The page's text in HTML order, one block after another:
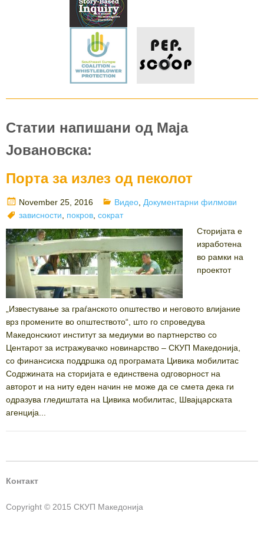
Статии напишани од Маја
Јовановска:
Порта за излез од пеколот
Posted
on
November 25, 2016 Categories
Видео Документарни филмови
Tags
зависности покров сократ
Сторијата е
изработена
во рамки на
проектот
„Известување за граѓанското општество и неговото влијание
врз промените во општеството“, што го спроведува
Македонскиот институт за медиуми во партнерство со
Центарот за истражувачко новинарство – СКУП Македонија,
со финансиска поддршка од програмата Цивика мобилитас
Содржината на сторијата е единствена одговорност на
авторот и на ниту еден начин не може да се смета дека ги
одразува гледиштата на Цивика мобилитас, Швајцарската
агенција...
Контакт
Copyright © 2015 СКУП Македонија